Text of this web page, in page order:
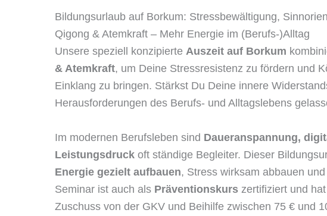
Bildungsurlaub auf Borkum: Stressbewältigung,
Qigong & Atemkraft – Mehr Energie im (Berufs-)Alltag
Unsere speziell konzipierte Auszeit auf Borkum
& Atemkraft, um Deine Stressresistenz zu fördern und
Einklang zu bringen. Stärkst Du Deine innere
Herausforderungen des Berufs- und Alltagslebens
Im modernen Berufsleben sind Daueranspannung,
Leistungsdruck oft ständige Begleiter. Dieser
Energie gezielt aufbauen, Stress wirksam abbauen
Seminar ist auch als Präventionskurs zertifiziert und
Zuschuss von der GKV und Beihilfe zwischen 75 € und